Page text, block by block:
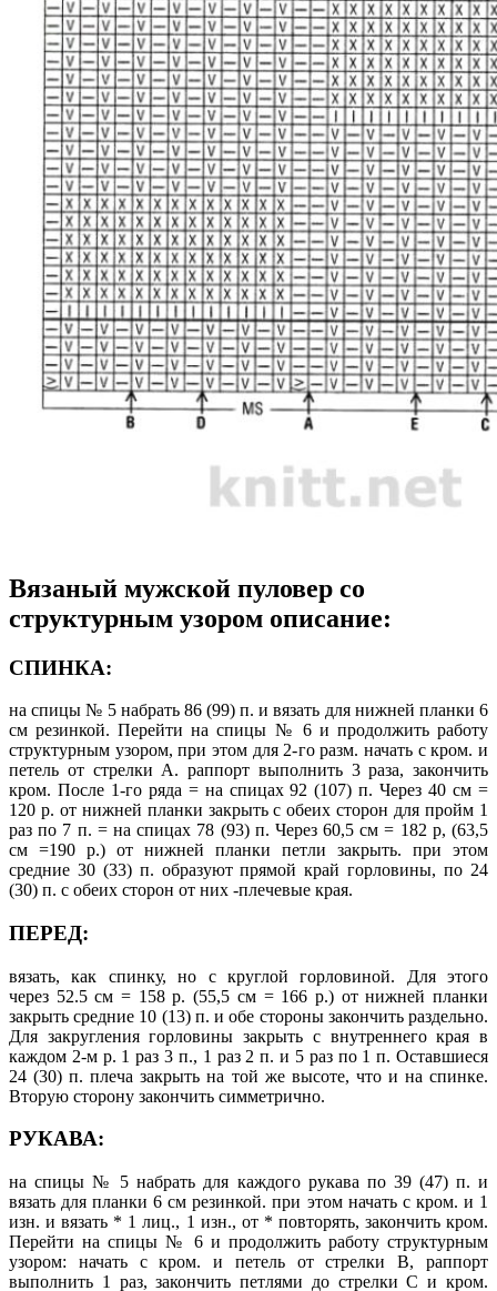
Вязаный мужской пуловер со
структурным узором описание:
СПИНКА:
на спицы № 5 набрать 86 (99) п. и вязать для нижней планки 6
см резинкой. Перейти на спицы № 6 и продолжить работу
структурным узором, при этом для 2-го разм. начать с кром. и
петель от стрелки А. раппорт выполнить 3 раза, закончить
кром. После 1-го ряда = на спицах 92 (107) п. Через 40 см =
120 р. от нижней планки закрыть с обеих сторон для пройм 1
раз по 7 п. = на спицах 78 (93) п. Через 60,5 см = 182 р, (63,5
см =190 р.) от нижней планки петли закрыть. при этом
средние 30 (33) п. образуют прямой край горловины, по 24
(30) п. с обеих сторон от них -плечевые края.
ПЕРЕД:
вязать, как спинку, но с круглой горловиной. Для этого
через 52.5 см = 158 р. (55,5 см = 166 р.) от нижней планки
закрыть средние 10 (13) п. и обе стороны закончить раздельно.
Для закругления горловины закрыть с внутреннего края в
каждом 2-м р. 1 раз 3 п., 1 раз 2 п. и 5 раз по 1 п. Оставшиеся
24 (30) п. плеча закрыть на той же высоте, что и на спинке.
Вторую сторону закончить симметрично.
РУКАВА:
на спицы № 5 набрать для каждого рукава по 39 (47) п. и
вязать для планки 6 см резинкой. при этом начать с кром. и 1
изн. и вязать * 1 лиц., 1 изн., от * повторять, закончить кром.
Перейти на спицы № 6 и продолжить работу структурным
узором: начать с кром. и петель от стрелки В, раппорт
выполнить 1 раз, закончить петлями до стрелки С и кром.